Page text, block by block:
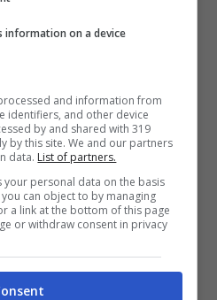
si trovano ogni
di Trevi: la cifra
3 Aprile 2026
information on a device
and information from
identifiers, and other device
by and shared with 319
by this site. We and our partners
data. List of partners.
your personal data on the basis
can object to by managing
a link at the bottom of this page
or withdraw consent in privacy